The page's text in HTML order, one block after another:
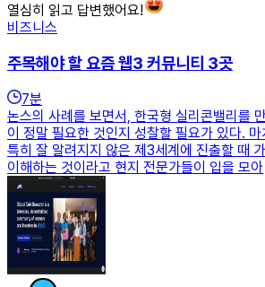
열심히 읽고 답변했어요!
비즈니스
주목해야 할 요즘 웹3 커뮤니티 3곳
7분
논스의 사례를 보면서, 한국형 실리콘밸리를
이 정말 필요한 것인지 성찰할 필요가 있다.
특히 잘 알려지지 않은 제3세계에 진출할 때
이해하는 것이라고 현지 전문가들이 입을 모아